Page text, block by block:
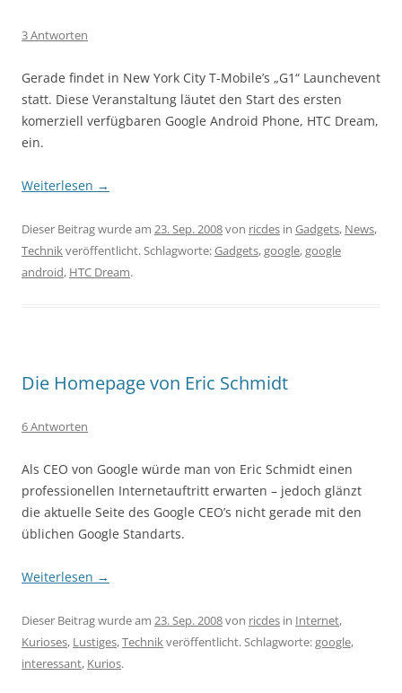
3 Antworten
Gerade findet in New York City T-Mobile’s „G1“ Launchevent
statt. Diese Veranstaltung läutet den Start des ersten
komerziell verfügbaren Google Android Phone, HTC Dream,
ein.
Weiterlesen →
Dieser Beitrag wurde am 23. Sep. 2008von ricdes in Gadgets, News,
Technikveröffentlicht. Schlagworte:Gadgets,google,google
android, HTC Dream.
Die Homepage von Eric Schmidt
6 Antworten
Als CEO von Google würde man von Eric Schmidt einen
professionellen Internetauftritt erwarten – jedoch glänzt
die aktuelle Seite des Google CEO’s nicht gerade mit den
üblichen Google Standarts.
Weiterlesen →
Dieser Beitrag wurde am 23. Sep. 2008von ricdes in Internet,
Kurioses, Lustiges,Technikveröffentlicht. Schlagworte:google,
interessant, Kurios.